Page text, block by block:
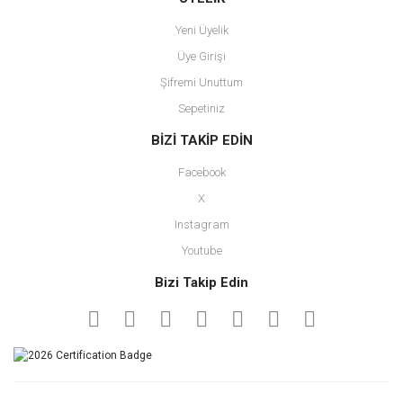
Yeni Üyelik
Üye Girişi
Şifremi Unuttum
Sepetiniz
BİZİ TAKİP EDİN
Facebook
X
Instagram
Youtube
Bizi Takip Edin